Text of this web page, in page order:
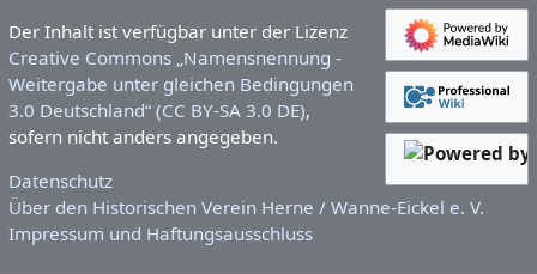
Der Inhalt ist verfügbar unter der Lizenz
Creative Commons „Namensnennung -
Weitergabe unter gleichen Bedingungen
3.0 Deutschland“ (CC BY-SA 3.0 DE),
sofern nicht anders angegeben.
Datenschutz
Über den Historischen Verein Herne / Wanne-Eickel e. V.
Impressum und Haftungsausschluss